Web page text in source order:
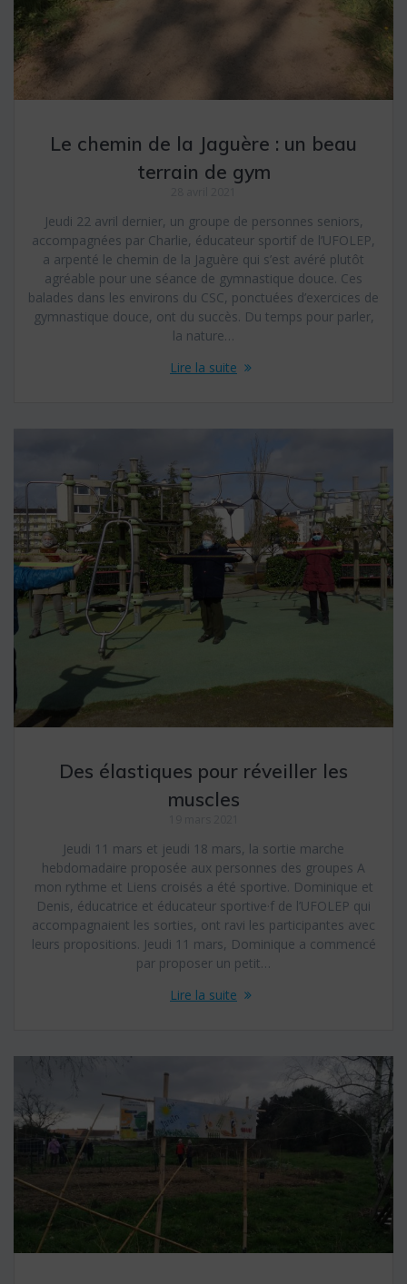
Le chemin de la Jaguère : un beau
terrain de gym
Jeudi 22 avril dernier, un groupe de personnes seniors,
accompagnées par Charlie, éducateur sportif de l’UFOLEP,
a arpenté le chemin de la Jaguère qui s’est avéré plutôt
agréable pour une séance de gymnastique douce. Ces
balades dans les environs du CSC, ponctuées d’exercices de
gymnastique douce, ont du succès. Du temps pour parler,
la nature…
Lire la suite
Des élastiques pour réveiller les
muscles
Jeudi 11 mars et jeudi 18 mars, la sortie marche
hebdomadaire proposée aux personnes des groupes A
mon rythme et Liens croisés a été sportive. Dominique et
Denis, éducatrice et éducateur sportive·f de l’UFOLEP qui
accompagnaient les sorties, ont ravi les participantes avec
leurs propositions. Jeudi 11 mars, Dominique a commencé
par proposer un petit…
Lire la suite